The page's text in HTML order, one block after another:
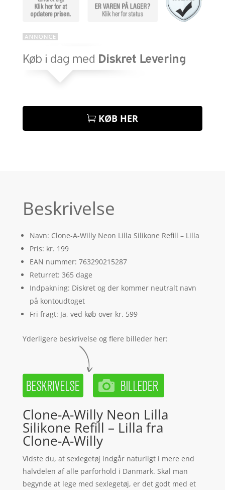
KØB HER
Beskrivelse
Navn: Clone-A-Willy Neon Lilla Silikone Refill – Lilla
Pris: kr. 199
EAN nummer: 763290215287
Returret: 365 dage
Indpakning: Diskret og der kommer neutralt navn
på kontoudtoget
Fri fragt: Ja, ved køb over kr. 599
Yderligere beskrivelse og flere billeder her:
Clone-A-Willy Neon Lilla
Silikone Refill – Lilla fra
Clone-A-Willy
Vidste du, at sexlegetøj indgår naturligt i mere end
halvdelen af alle parforhold i Danmark. Skal man
begynde at lege med sexlegetøj, er det godt med et